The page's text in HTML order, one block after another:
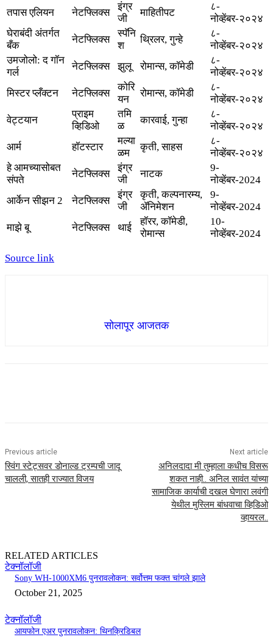
तपास एलियन
नेटफ्लिक्स
इंग्र
जी
माहितीपट
८-
नोव्हेंबर-२०२४
घेराबंदी अंतर्गत
बँक
नेटफ्लिक्स
स्पॅनि
श
थ्रिलर, गुन्हे
८-
नोव्हेंबर-२०२४
उमजोलो: द गॉन
गर्ल
नेटफ्लिक्स झुलू रोमान्स, कॉमेडी
८-
नोव्हेंबर-२०२४
मिस्टर प्लँक्टन
नेटफ्लिक्स
कोरि
यन
रोमान्स, कॉमेडी
८-
नोव्हेंबर-२०२४
वेट्टयान
प्राइम
व्हिडिओ
तमि
ळ
कारवाई, गुन्हा
८-
नोव्हेंबर-२०२४
आर्म
हॉटस्टार
मल्या
ळम
कृती, साहस
८-
नोव्हेंबर-२०२४
हे आमच्यासोबत
संपते
नेटफ्लिक्स
इंग्र
जी
नाटक
9-
नोव्हेंबर-2024
आर्केन सीझन 2
नेटफ्लिक्स
इंग्र
जी
कृती, कल्पनारम्य,
ॲनिमेशन
9-
नोव्हेंबर-2024
माझे बू
नेटफ्लिक्स थाई
हॉरर, कॉमेडी,
रोमान्स
10-
नोव्हेंबर-2024
Source link
सोलापूर आजतक
Previous article
स्विंग स्टेट्सवर डोनाल्ड ट्रम्पची जादू
चालली, सातही राज्यात विजय
Next article
अनिलदादा मी तुम्हाला कधीच विसरू
शकत नाही.. अनिल सावंत यांच्या
सामाजिक कार्याची दखल घेणारा लवंगी
येथील मुस्लिम बांधवाचा व्हिडिओ
व्हायरल..
RELATED ARTICLES
टेक्नॉलॉजी
Sony WH-1000XM6 पुनरावलोकन: सर्वोत्तम फक्त चांगले झाले
October 21, 2025
टेक्नॉलॉजी
आयफोन एअर पुनरावलोकन: थिनक्रिडिबल